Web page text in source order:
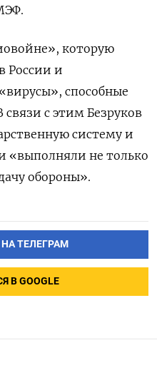
которую
России и
способные
с этим Безруков
систему и
«выполняли не только
обороны».
ТЕЛЕГРАМ
В GOOGLE